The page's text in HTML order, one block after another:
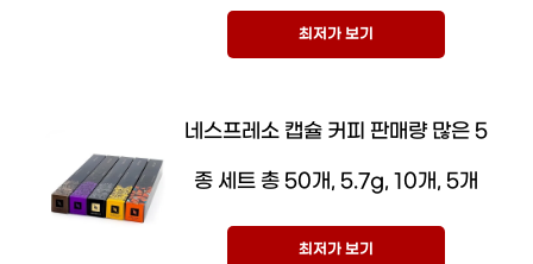
최저가 보기
네스프레소 캡슐 커피 판매량 많은 5
종 세트 총 50개, 5.7g, 10개, 5개
최저가 보기